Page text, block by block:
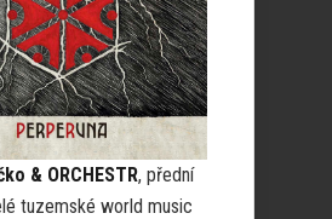
& ORCHESTR, přední
tuzemské world music